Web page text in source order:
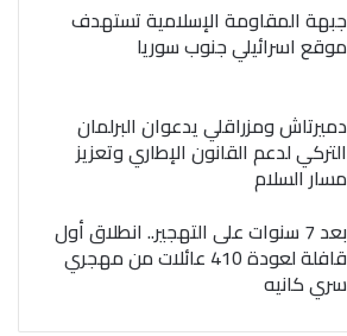
جبهة المقاومة الإسلامية تستهدف
موقع اسرائيلي جنوب سوريا
دميرتاش ومزراقلي يدعوان البرلمان
التركي لدعم القانون الإطاري وتعزيز
مسار السلام
بعد 7 سنوات على التهجير.. انطلاق أول
قافلة لعودة 410 عائلات من مهجري
سري كانيه